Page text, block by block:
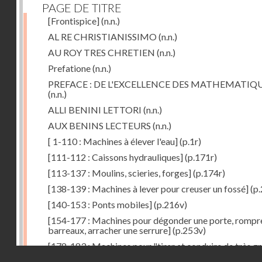
PAGE DE TITRE
[Frontispice](n.n.)
AL RE CHRISTIANISSIMO (n.n.)
AU ROY TRES CHRETIEN (n.n.)
Prefatione(n.n.)
PREFACE : DE L'EXCELLENCE DES
(n.n.)
ALLI BENINI LETTORI (n.n.)
AUX BENINS LECTEURS (n.n.)
[ 1-110 : Machines à élever l'eau](p.1r)
[111-112 : Caissons hydrauliques](p.171r)
[113-137 : Moulins, scieries, forges](p.174r)
[138-139 : Machines à lever pour creuser un fossé]
[140-153 : Ponts mobiles](p.216v)
[154-177 : Machines pour dégonder une porte,
barreaux, arracher une serrure](p.253v)
[178-183 : Machines pour "tirer et conduire de très